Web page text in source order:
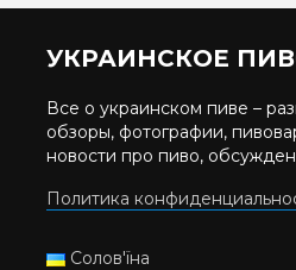
УКРАИНСКОЕ
Все о украинском пиве –
обзоры, фотографии,
новости про пиво,
Политика
Солов'їна